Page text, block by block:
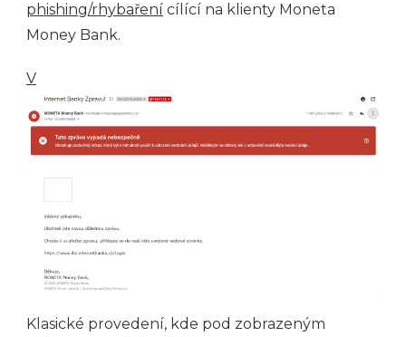
phishing/rhybaření cílící na klienty Moneta
Money Bank.
V
Klasické provedení, kde pod zobrazeným